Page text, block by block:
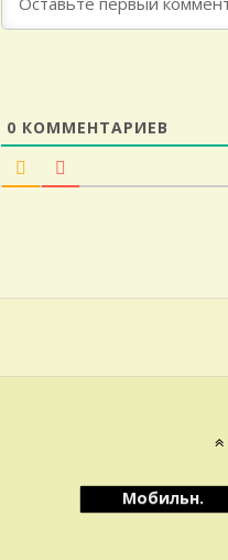
0 КОММЕНТАРИЕВ
Мобильн.